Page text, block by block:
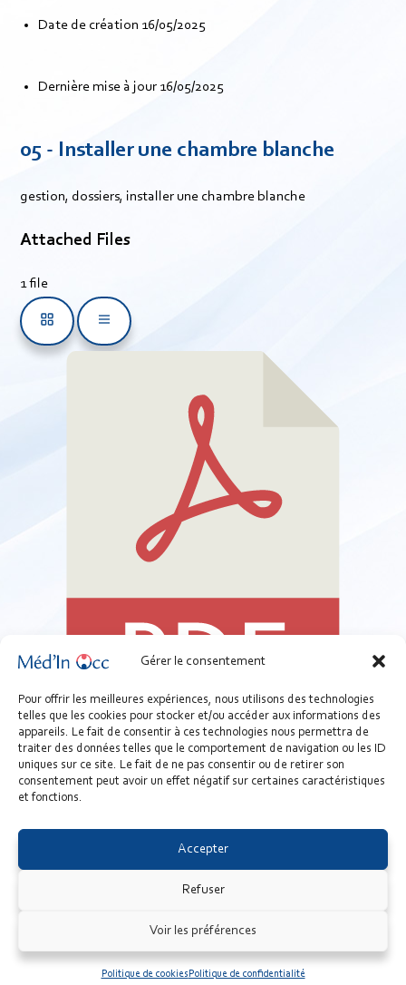
Gérer le consentement
Pour offrir les meilleures expériences, nous utilisons des technologies
telles que les cookies pour stocker et/ou accéder aux informations des
appareils. Le fait de consentir à ces technologies nous permettra de
traiter des données telles que le comportement de navigation ou les ID
uniques sur ce site. Le fait de ne pas consentir ou de retirer son
consentement peut avoir un effet négatif sur certaines caractéristiques
et fonctions.
Accepter
Refuser
Voir les préférences
Politique de cookiesPolitique de confidentialité
Date de création 16/05/2025
Dernière mise à jour 16/05/2025
05 - Installer une chambre blanche
gestion, dossiers, installer une chambre blanche
Attached Files
1 file
05 - Support - Installer une chambre blanche.pdf
270.5 KB
Télécharger
dossiers
www.medecin-occitanie.org| Mentions légales
confidentialité|Cookies|Newsletter| Réalisation :Sitcom
SOFTWARE